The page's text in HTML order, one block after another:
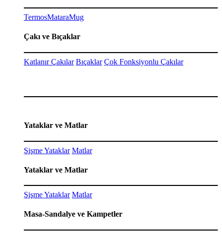
TermosMataraMug
Çakı ve Bıçaklar
Katlanır Çakılar Bıçaklar Çok Fonksiyonlu Çakılar
Yataklar ve Matlar
Şişme Yataklar Matlar
Yataklar ve Matlar
Şişme Yataklar Matlar
Masa-Sandalye ve Kampetler